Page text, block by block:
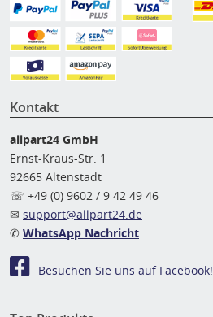
Kontakt
allpart24 GmbH
Ernst-Kraus-Str. 1
92665 Altenstadt
☏ +49 (0) 9602 / 9 42 49 46
✉ support@allpart24.de
✆ WhatsApp Nachricht
Besuchen Sie uns auf Facebook!